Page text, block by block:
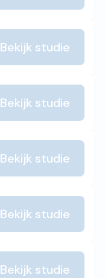
Bekijk studie
Bekijk studie
Bekijk studie
Bekijk studie
Bekijk studie